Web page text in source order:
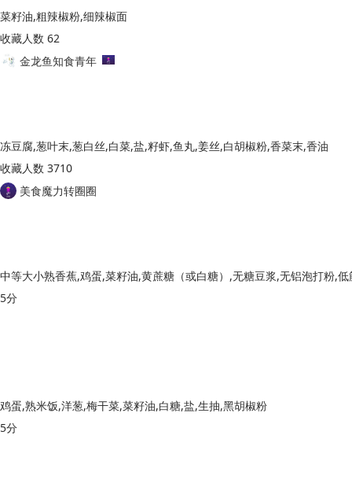
菜籽油,粗辣椒粉,细辣椒面
收藏人数 62
金龙鱼知食青年
冻豆腐,葱叶末,葱白丝,白菜,盐,籽虾,鱼丸,姜丝,白胡椒粉,香菜末,香油
收藏人数 3710
美食魔力转圈圈
中等大小熟香蕉,鸡蛋,菜籽油,黄蔗糖（或白糖）,无糖豆浆,无铝泡打粉,低
5分
鸡蛋,熟米饭,洋葱,梅干菜,菜籽油,白糖,盐,生抽,黑胡椒粉
5分